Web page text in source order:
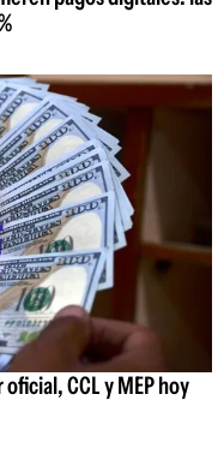
CCL y MEP hoy